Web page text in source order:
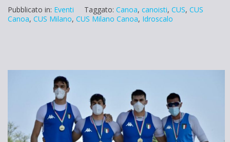
Pubblicato in: Eventi Taggato: Canoa, canoisti, CUS, CUS
Canoa, CUS Milano, CUS Milano Canoa, Idroscalo